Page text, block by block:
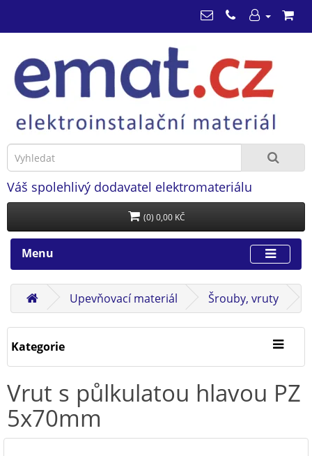
Váš spolehlivý dodavatel elektromateriálu
(0) 0,00 KČ
Menu
Upevňovací materiál Šrouby, vruty
Kategorie
Vrut s půlkulatou hlavou PZ
5x70mm